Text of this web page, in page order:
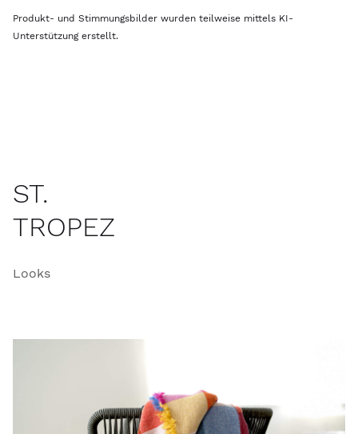
Produkt- und Stimmungsbilder wurden teilweise mittels KI-
Unterstützung erstellt.
ST.
TROPEZ
Looks